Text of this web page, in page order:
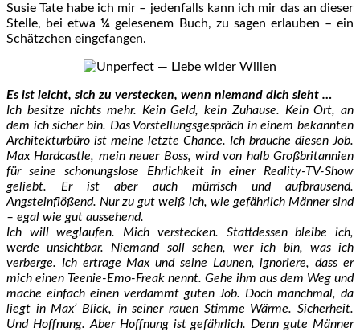
Susie Tate habe ich mir – jedenfalls kann ich mir das an dieser
Stelle, bei etwa¼ gelesenem Buch, zu sagen erlauben – ein
Schätzchen eingefangen.
Es ist leicht, sich zu verstecken, wenn niemand dich sieht …
Ich besitze nichts mehr. Kein Geld, kein Zuhause. Kein Ort, an
dem ich sicher bin. Das Vorstellungsgespräch in einem bekannten
Architekturbüro ist meine letzte Chance. Ich brauche diesen Job.
Max Hardcastle, mein neuer Boss, wird von halb Großbritannien
für seine schonungslose Ehrlichkeit in einer Reality-TV-Show
geliebt. Er ist aber auch mürrisch und aufbrausend.
Angsteinflößend. Nur zu gut weiß ich, wie gefährlich Männer sind
– egal wie gut aussehend.
Ich will weglaufen. Mich verstecken. Stattdessen bleibe ich,
werde unsichtbar. Niemand soll sehen, wer ich bin, was ich
verberge. Ich ertrage Max und seine Launen, ignoriere, dass er
mich einen Teenie-Emo-Freak nennt. Gehe ihm aus dem Weg und
mache einfach einen verdammt guten Job. Doch manchmal, da
liegt in Max’ Blick, in seiner rauen Stimme Wärme. Sicherheit.
Und Hoffnung. Aber Hoffnung ist gefährlich. Denn gute Männer